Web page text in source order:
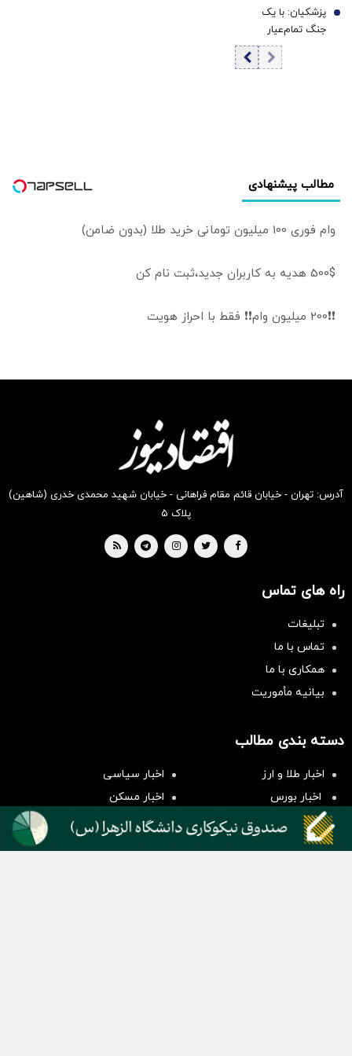
سرمایه گذاری
دلار در برابر جهش
قیمت طلا | سکه
۲.۳ میلیون گران
پزشکیان: با یک
جنگ تمام‌عیار
مواجه هستیم/
برای رفع تحریم و
7
مطالب پیشنهادی
وام فوری 100 میلیون تومانی خرید طلا (بدون ضامن)
500$ هدیه به کاربران جدید،ثبت نام کن
❗❗200 میلیون وام❗❗ فقط با احراز هویت
آدرس: تهران - خیابان قائم مقام فراهانی - خیابان شهید محمدی خدری (شاهین)
پلاک ۵
راه های تماس
تبلیغات
تماس با ما
همکاری با ما
بیانیه مأموریت
دسته بندی مطالب
اخبار طلا و ارز
اخبار سیاسی
اخبار بورس
اخبار مسکن
اخبار خودرو
اخبار تکنولوژی
اخبار تولید و تجارت